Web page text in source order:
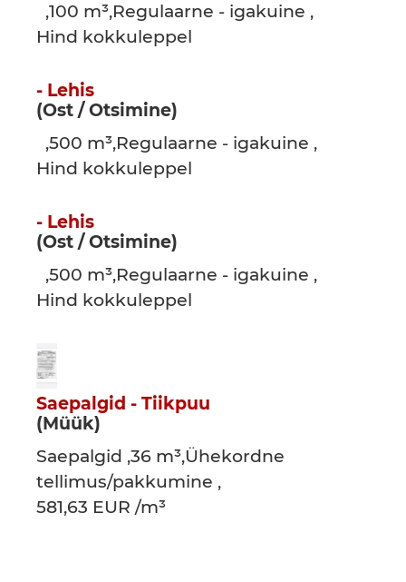
,100 m³,Regulaarne - igakuine ,
Hind kokkuleppel
- Lehis
(Ost / Otsimine)
,500 m³,Regulaarne - igakuine ,
Hind kokkuleppel
- Lehis
(Ost / Otsimine)
,500 m³,Regulaarne - igakuine ,
Hind kokkuleppel
Saepalgid - Tiikpuu
(Müük)
Saepalgid ,36 m³,Ühekordne
tellimus/pakkumine ,
581,63 EUR /m³